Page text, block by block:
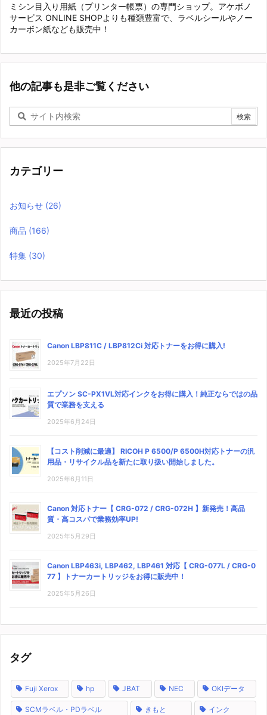
ミシン目入り用紙（プリンター帳票）の専門ショップ。アケボノ
サービス ONLINE SHOPよりも種類豊富で、ラベルシールやノー
カーボン紙なども販売中！
他の記事も是非ご覧ください
カテゴリー
お知らせ (26)
商品 (166)
特集 (30)
最近の投稿
Canon LBP811C / LBP812Ci 対応トナーをお得に購入!
2025年7月22日
エプソン SC-PX1VL対応インクをお得に購入！純正ならではの品
質で業務を支える
2025年6月24日
【コスト削減に最適】 RICOH P 6500/P 6500H対応トナーの汎
用品・リサイクル品を新たに取り扱い開始しました。
2025年6月11日
Canon 対応トナー【 CRG-072 / CRG-072H 】新発売！高品
質・高コスパで業務効率UP!
2025年5月29日
Canon LBP463i, LBP462, LBP461 対応【 CRG-077L / CRG-0
77 】トナーカートリッジをお得に販売中！
2025年5月26日
タグ
Fuji Xerox hp JBAT NEC OKIデータ
SCMラベル・PDラベル きもと インク